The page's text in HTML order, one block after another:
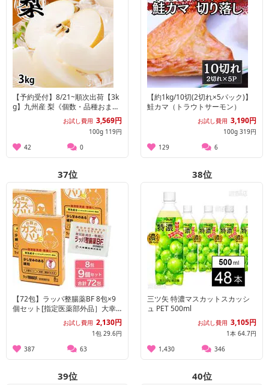
【予約受付】8/21~順次出荷【3k
g】九州産 梨《個数・品種おまか
お試し費用 3,569円
100g 119円
42
0
【約1kg/10切(2切れ×5パック)】
鮭カマ（トラウトサーモン）
お試し費用 3,190円
100g 319円
129
6
37位
【72包】ラッパ整腸薬BF 8包×9
個セット[指定医薬部外品］大幸
お試し費用 2,130円
1包 29.6円
387
63
38位
三ツ矢 特濃マスカットスカッシ
ュ PET 500ml
お試し費用 3,105円
1本 64.7円
1,430
346
39位 40位